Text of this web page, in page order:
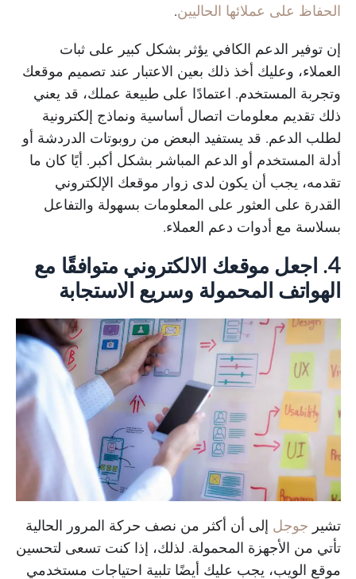
الحفاظ على عملائها الحاليين.
إن توفير الدعم الكافي يؤثر بشكل كبير على ثبات
العملاء، وعليك أخذ ذلك بعين الاعتبار عند تصميم موقعك
وتجربة المستخدم. اعتمادًا على طبيعة عملك، قد يعني
ذلك تقديم معلومات اتصال أساسية ونماذج إلكترونية
لطلب الدعم. قد يستفيد البعض من روبوتات الدردشة أو
أدلة المستخدم أو الدعم المباشر بشكل أكبر. أيًا كان ما
تقدمه، يجب أن يكون لدى زوار موقعك الإلكتروني
القدرة على العثور على المعلومات بسهولة والتفاعل
بسلاسة مع أدوات دعم العملاء.
4. اجعل موقعك الالكتروني متوافقًا مع
الهواتف المحمولة وسريع الاستجابة
تشير جوجل إلى أن أكثر من نصف حركة المرور الحالية
تأتي من الأجهزة المحمولة. لذلك، إذا كنت تسعى لتحسين
موقع الويب، يجب عليك أيضًا تلبية احتياجات مستخدمي